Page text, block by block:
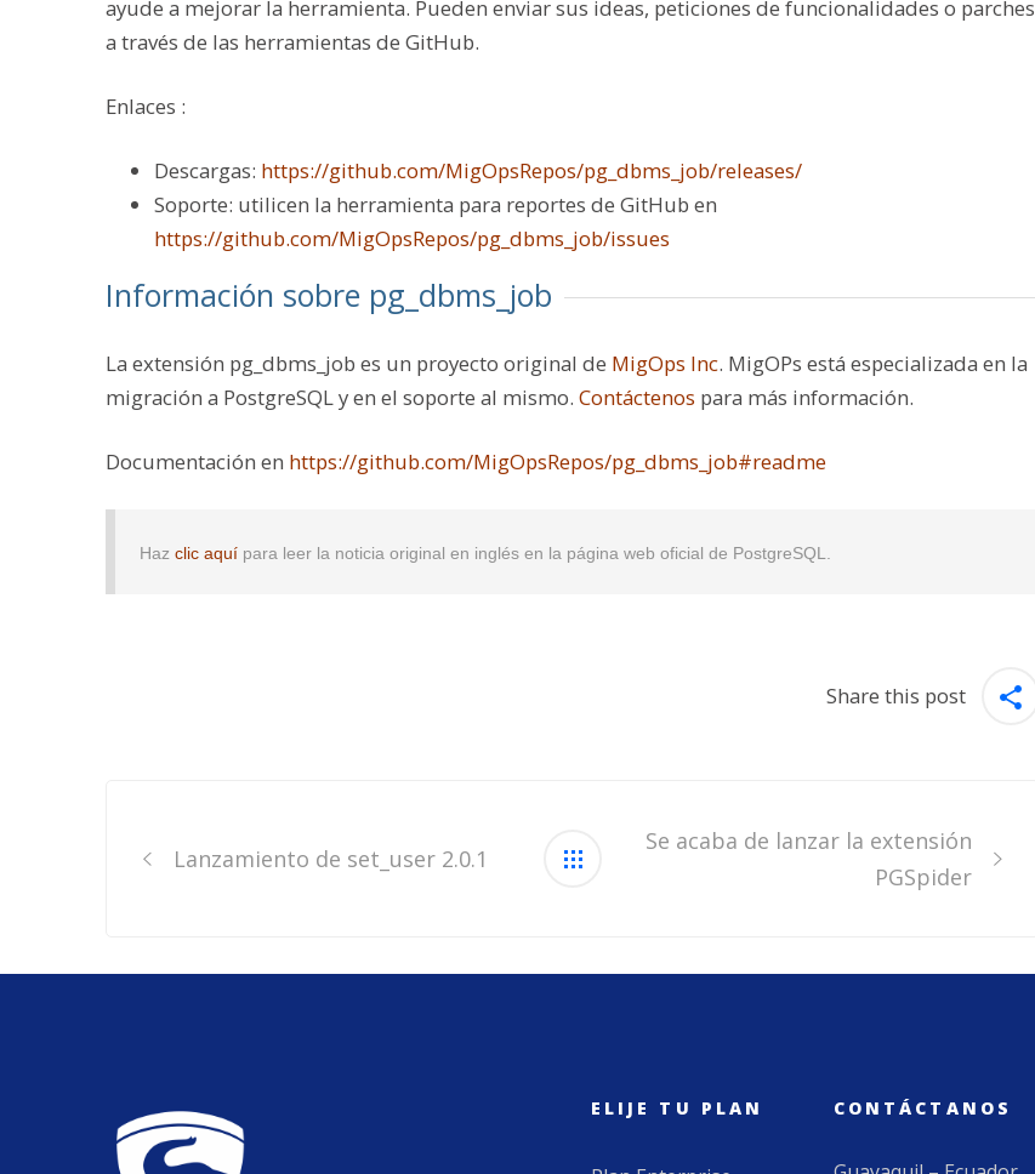
ayude a mejorar la herramienta. Pueden enviar sus ideas, peticiones de funcionalidades o parches
a través de las herramientas de GitHub.
Enlaces :
Descargas: https://github.com/MigOpsRepos/pg_dbms_job/releases/
Soporte: utilicen la herramienta para reportes de GitHub en
https://github.com/MigOpsRepos/pg_dbms_job/issues
Información sobre pg_dbms_job
La extensión pg_dbms_job es un proyecto original de MigOps Inc. MigOPs está especializada en la
migración a PostgreSQL y en el soporte al mismo. Contáctenos para más información.
Documentación en https://github.com/MigOpsRepos/pg_dbms_job#readme
Haz clic aquí para leer la noticia original en inglés en la página web oficial de PostgreSQL.
Share this post
navigation
Lanzamiento de set_user 2.0.1
Se acaba de lanzar la extensión
PGSpider
ELIJE TU PLAN CONTÁCTANOS